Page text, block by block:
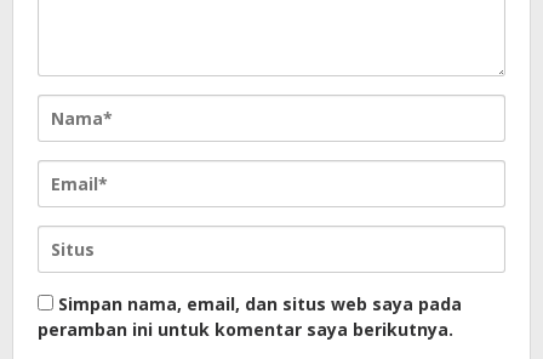
Simpan nama, email, dan situs web saya pada
peramban ini untuk komentar saya berikutnya.